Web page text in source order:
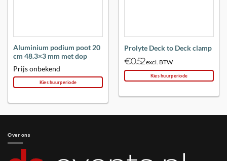
Aluminium podium poot 20
cm 48.3×3 mm met dop
Prijs onbekend
Kies huurperiode
Prolyte Deck to Deck clamp
€0.52excl. BTW
Kies huurperiode
Over ons